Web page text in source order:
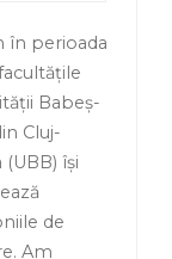
în perioada
Babeș-
Cluj-
(UBB) își
de
Am